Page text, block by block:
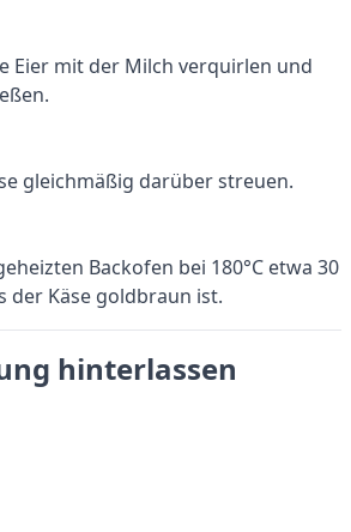
Eier mit der Milch verquirlen und
gleichmäßig darüber streuen.
Backofen bei 180°C etwa 30
der Käse goldbraun ist.
hinterlassen